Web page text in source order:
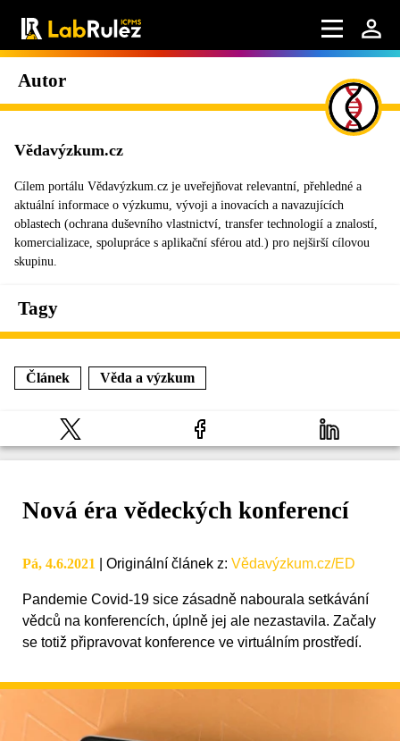
Autor
Vědavýzkum.cz
Cílem portálu Vědavýzkum.cz je uveřejňovat relevantní, přehledné a
aktuální informace o výzkumu, vývoji a inovacích a navazujících
oblastech (ochrana duševního vlastnictví, transfer technologií a znalostí,
komercializace, spolupráce s aplikační sférou atd.) pro nejširší cílovou
skupinu.
Tagy
Článek Věda a výzkum
Nová éra vědeckých konferencí
Pá, 4.6.2021 Originální článek z: Vědavýzkum.cz/ED
Pandemie Covid-19 sice zásadně nabourala setkávání
vědců na konferencích, úplně jej ale nezastavila. Začaly
se totiž připravovat konference ve virtuálním prostředí.